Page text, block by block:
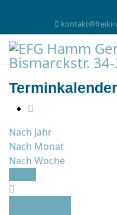
Terminkalender
Nach Jahr
Nach Monat
Nach Woche